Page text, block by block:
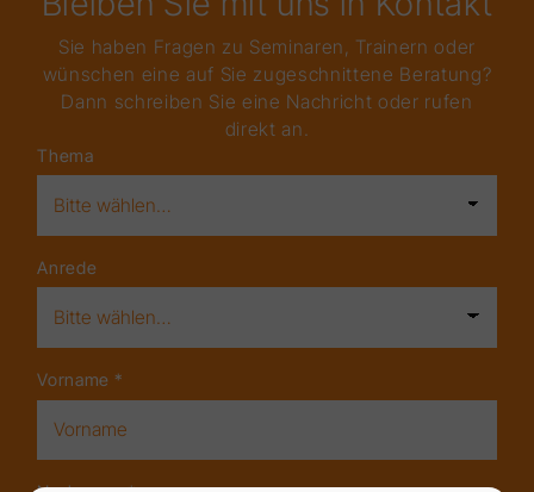
Sie haben Fragen zu Seminaren, Trainern oder
wünschen eine auf Sie zugeschnittene Beratung?
Dann schreiben Sie eine Nachricht oder rufen
direkt an.
Thema
Anrede
Vorname *